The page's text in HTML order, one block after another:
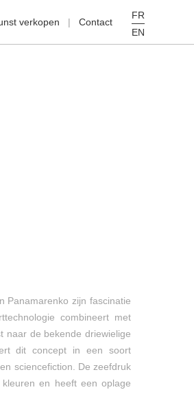
FR
EN
verkopen Contact
Panamarenko zijn fascinatie
combineert met
naar de bekende driewielige
dit concept in een soort
sciencefiction. De zeefdruk
en heeft een oplage